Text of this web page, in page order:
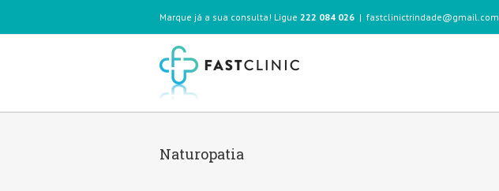
Marque já a sua consulta! Ligue 222 084 026 | fastclinictrindade@gmail.com
Naturopatia